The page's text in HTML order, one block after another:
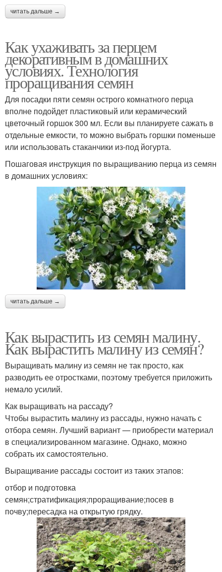
читать дальше →
Как ухаживать за перцем
декоративным в домашних
условиях. Технология
проращивания семян
Для посадки пяти семян острого комнатного перца
вполне подойдет пластиковый или керамический
цветочный горшок 300 мл. Если вы планируете сажать в
отдельные емкости, то можно выбрать горшки поменьше
или использовать стаканчики из-под йогурта.
Пошаговая инструкция по выращиванию перца из семян
в домашних условиях:
читать дальше →
Как вырастить из семян малину.
Как вырастить малину из семян?
Выращивать малину из семян не так просто, как
разводить ее отростками, поэтому требуется приложить
немало усилий.
Как выращивать на рассаду?
Чтобы вырастить малину из рассады, нужно начать с
отбора семян. Лучший вариант — приобрести материал
в специализированном магазине. Однако, можно
собрать их самостоятельно.
Выращивание рассады состоит из таких этапов:
отбор и подготовка
семян;стратификация;проращивание;посев в
почву;пересадка на открытую грядку.